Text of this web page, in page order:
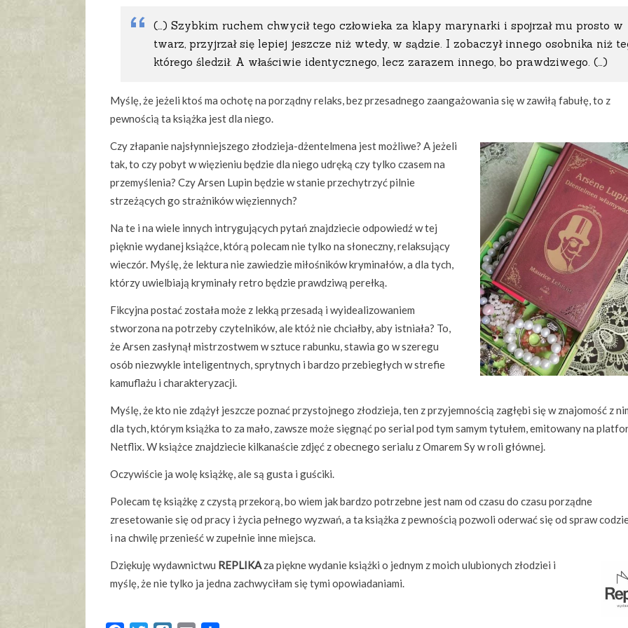
(…) Szybkim ruchem chwycił tego człowieka za klapy marynarki i spojrzał mu prosto w
twarz, przyjrzał się lepiej jeszcze niż wtedy, w sądzie. I zobaczył innego osobnika niż
którego śledził. A właściwie identycznego, lecz zarazem innego, bo prawdziwego. (…)
Myślę, że jeżeli ktoś ma ochotę na porządny relaks, bez przesadnego zaangażowania się w zawiłą fabułę, to z
pewnością ta książka jest dla niego.
Czy złapanie najsłynniejszego złodzieja-dżentelmena jest możliwe? A jeżeli
tak, to czy pobyt w więzieniu będzie dla niego udręką czy tylko czasem na
przemyślenia? Czy Arsen Lupin będzie w stanie przechytrzyć pilnie
strzeżących go strażników więziennych?
Na te i na wiele innych intrygujących pytań znajdziecie odpowiedź w tej
pięknie wydanej książce, którą polecam nie tylko na słoneczny, relaksujący
wieczór. Myślę, że lektura nie zawiedzie miłośników kryminałów, a dla tych,
którzy uwielbiają kryminały retro będzie prawdziwą perełką.
Fikcyjna postać została może z lekką przesadą i wyidealizowaniem
stworzona na potrzeby czytelników, ale któż nie chciałby, aby istniała? To,
że Arsen zasłynął mistrzostwem w sztuce rabunku, stawia go w szeregu
osób niezwykle inteligentnych, sprytnych i bardzo przebiegłych w strefie
kamuflażu i charakteryzacji.
Myślę, że kto nie zdążył jeszcze poznać przystojnego złodzieja, ten z przyjemnością zagłębi się w znajomość z
dla tych, którym książka to za mało, zawsze może sięgnąć po serial pod tym samym tytułem, emitowany na
Netflix. W książce znajdziecie kilkanaście zdjęć z obecnego serialu z Omarem Sy w roli głównej.
Oczywiście ja wolę książkę, ale są gusta i guściki.
Polecam tę książkę z czystą przekorą, bo wiem jak bardzo potrzebne jest nam od czasu do czasu porządne
zresetowanie się od pracy i życia pełnego wyzwań, a ta książka z pewnością pozwoli oderwać się od spraw
i na chwilę przenieść w zupełnie inne miejsca.
Dziękuję wydawnictwu REPLIKAza piękne wydanie książki o jednym z moich ulubionych złodziei i
myślę, że nie tylko ja jedna zachwyciłam się tymi opowiadaniami.